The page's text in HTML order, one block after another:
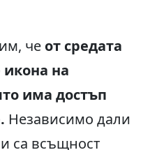
че от средата
икона на
има достъп
Независимо дали
са всъщност